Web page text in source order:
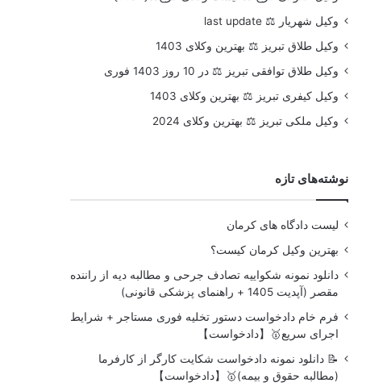
وکیل شهریار ⚖️ last update
وکیل طلاق تبریز ⚖️ بهترین وکلای 1403
وکیل طلاق توافقی تبریز ⚖️ در 10 روز 1403 فوری
وکیل کیفری تبریز ⚖️ بهترین وکلای 1403
وکیل ملکی تبریز ⚖️ بهترین وکلای 2024
نوشته‌های تازه
لیست دادگاه های کرمان
بهترین وکیل کرمان کیست؟
دانلود نمونه شکواییه تصادف جرحی و مطالبه دیه از راننده
مقصر (آپدیت 1405 + راهنمای پزشکی قانونی)
فرم خام دادخواست دستور تخلیه فوری مستاجر + شرایط
اجرای سریع🥇【دادخواست】
📝 دانلود نمونه دادخواست شکایت کارگر از کارفرما
(مطالبه حقوق و بیمه)🥇【دادخواست】